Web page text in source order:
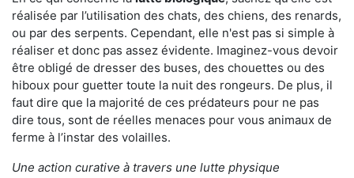
réalisée par l’utilisation des chats, des chiens, des renards,
ou par des serpents. Cependant, elle n'est pas si simple à
réaliser et donc pas assez évidente. Imaginez-vous devoir
être obligé de dresser des buses, des chouettes ou des
hiboux pour guetter toute la nuit des rongeurs. De plus, il
faut dire que la majorité de ces prédateurs pour ne pas
dire tous, sont de réelles menaces pour vous animaux de
ferme à l’instar des volailles.
Une action curative à travers une lutte physique